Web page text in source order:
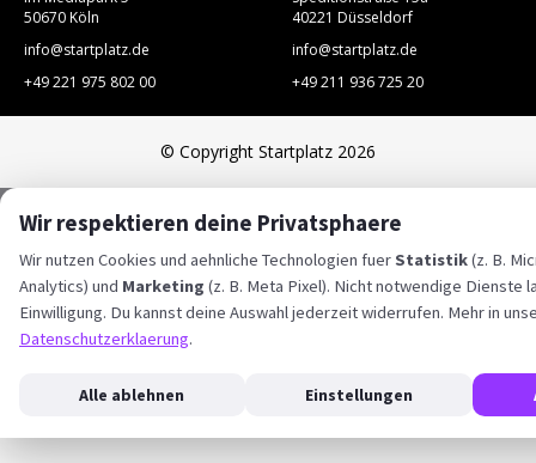
50670 Köln
info@startplatz.de
+49 221 975 802 00
40221 Düsseldorf
info@startplatz.de
+49 211 936 725 20
© Copyright Startplatz 2026
Wir respektieren deine Privatsphaere
Wir nutzen Cookies und aehnliche Technologien fuerStatistik(z. B.
Analytics) und Marketing (z. B. Meta Pixel). Nicht notwendige Dienste
Einwilligung. Du kannst deine Auswahl jederzeit widerrufen. Mehr in
Datenschutzerklaerung.
Alle ablehnen Einstellungen